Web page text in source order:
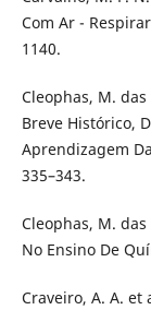
Com Ar -
1140.
Cleophas, M.
Breve Histórico,
Aprendizagem
335–343.
Cleophas, M. das
No Ensino De
Craveiro, A. A.